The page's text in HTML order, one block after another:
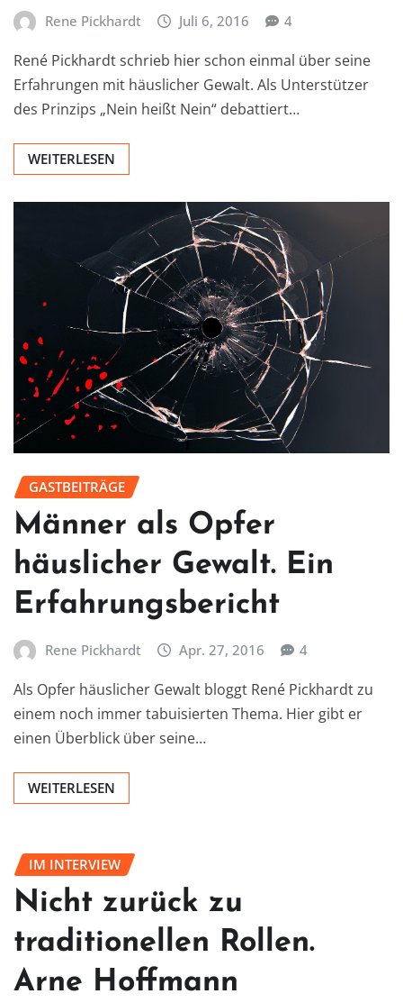
Rene Pickhardt Juli 6, 2016 4
René Pickhardt schrieb hier schon einmal über seine
Erfahrungen mit häuslicher Gewalt. Als Unterstützer
des Prinzips „Nein heißt Nein“ debattiert…
WEITERLESEN
GASTBEITRÄGE
Männer als Opfer
häuslicher Gewalt. Ein
Erfahrungsbericht
Rene Pickhardt Apr. 27, 2016 4
Als Opfer häuslicher Gewalt bloggt René Pickhardt zu
einem noch immer tabuisierten Thema. Hier gibt er
einen Überblick über seine…
WEITERLESEN
IM INTERVIEW
Nicht zurück zu
traditionellen Rollen.
Arne Hoffmann